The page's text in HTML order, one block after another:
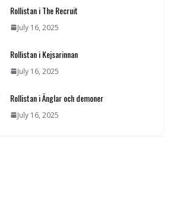
Rollistan i The Recruit
July 16, 2025
Rollistan i Kejsarinnan
July 16, 2025
Rollistan i Änglar och demoner
July 16, 2025